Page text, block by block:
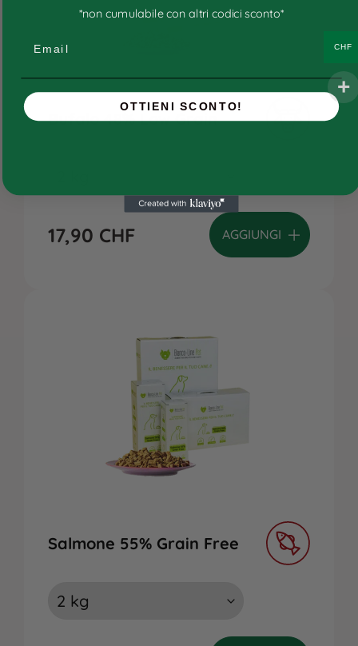
FAQs
Chi siamo
Bufalo 48% Low Grain
17,90 CHF AGGIUNGI
Salmone 55% Grain Free
CHF
*non cumulabile con altri codici sconto*
OTTIENI SCONTO!